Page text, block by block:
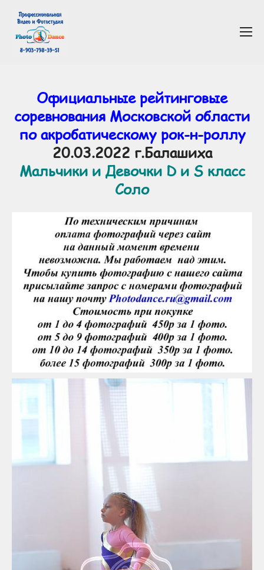
Официальные рейтинговые
соревнования Московской области
по акробатическому рок-н-роллу
20.03.2022 г.Балашиха
Мальчики и Девочки D и S класс
Соло